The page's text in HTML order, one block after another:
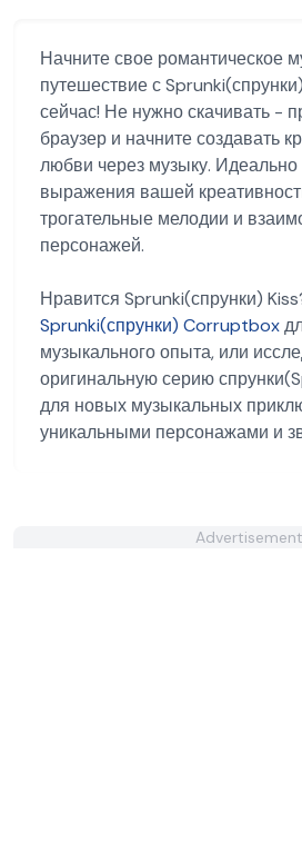
Начните свое романтическое
путешествие с
сейчас! Не нужно скачивать -
браузер и начните создавать
любви через музыку. Идеально
выражения вашей
трогательные мелодии и
персонажей.
Нравится Sprunki(спрунки)
Sprunki(спрунки) Corruptbox
музыкального опыта, или
оригинальную серию
для новых музыкальных
уникальными персонажами и
Advertisement